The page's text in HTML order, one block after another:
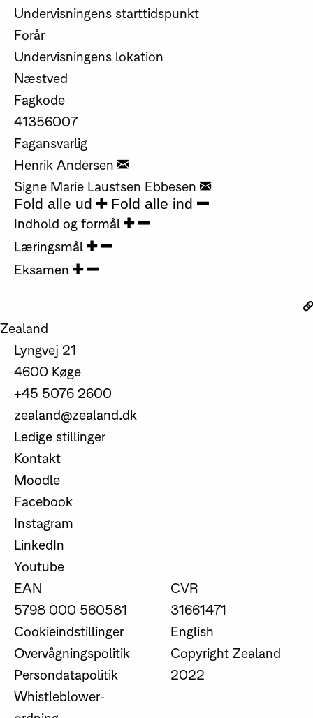
Undervisningens starttidspunkt
Forår
Undervisningens lokation
Næstved
Fagkode
41356007
Fagansvarlig
Henrik Andersen
Signe Marie Laustsen Ebbesen
Fold alle ud Fold alle ind
Indhold og formål
Læringsmål
Eksamen
Zealand
Lyngvej 21
4600 Køge
+45 5076 2600
zealand@zealand.dk
Ledige stillinger
Kontakt
Moodle
Facebook
Instagram
LinkedIn
Youtube
EAN
5798 000 560581
CVR
31661471
Cookieindstillinger
Overvågningspolitik
Persondatapolitik
Whistleblower-
English
Copyright Zealand
2022